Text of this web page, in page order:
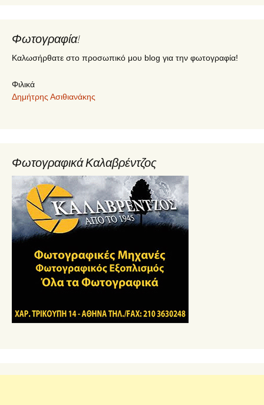
Φωτογραφία!
Καλωσήρθατε στο προσωπικό μου blog για την φωτογραφία!
Φιλικά
Δημήτρης Ασιθιανάκης
Φωτογραφικά Καλαβρέντζος